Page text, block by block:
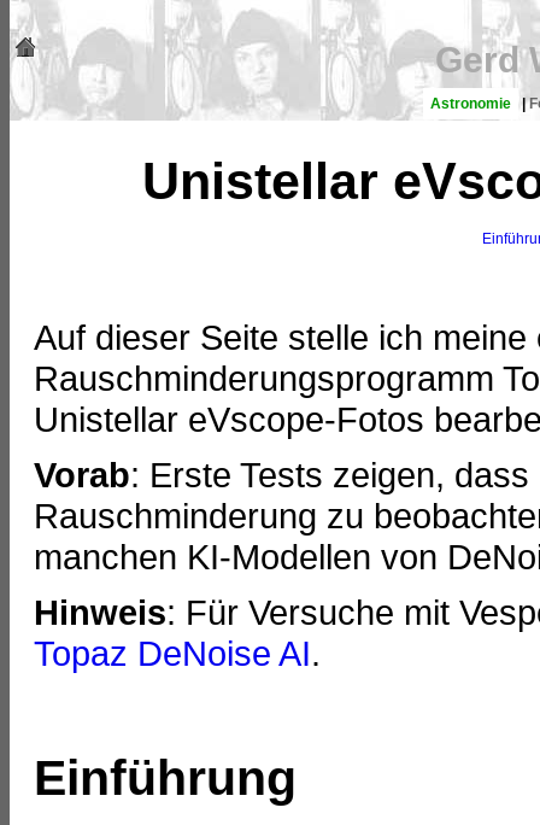
Gerd
Astronomie |
Unistellar
Auf dieser Seite stelle ich
Rauschminderungsprogramm
Unistellar eVscope-Fotos
Vorab: Erste Tests zeigen,
Rauschminderung zu
manchen KI-Modellen von
Hinweis: Für Versuche mit
Topaz DeNoise AI.
Einführung